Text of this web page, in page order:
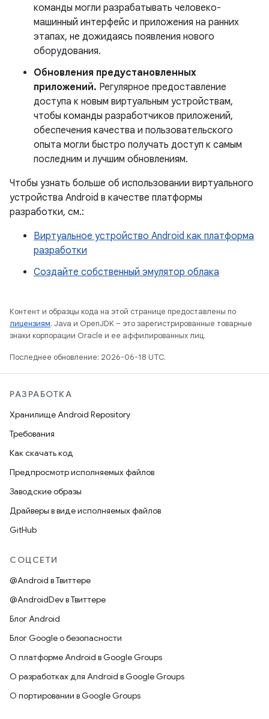
команды могли разрабатывать человеко-
машинный интерфейс и приложения на ранних
этапах, не дожидаясь появления нового
оборудования.
Обновления предустановленных
приложений. Регулярное предоставление
доступа к новым виртуальным устройствам,
чтобы команды разработчиков приложений,
обеспечения качества и пользовательского
опыта могли быстро получать доступ к самым
последним и лучшим обновлениям.
Чтобы узнать больше об использовании виртуального
устройства Android в качестве платформы
разработки, см.:
Виртуальное устройство Android как платформа
разработки
Создайте собственный эмулятор облака
Контент и образцы кода на этой странице предоставлены по
лицензиям. Java и OpenJDK – это зарегистрированные товарные
знаки корпорации Oracle и ее аффилированных лиц.
Последнее обновление: 2026-06-18 UTC.
РАЗРАБОТКА
Хранилище Android Repository
Требования
Как скачать код
Предпросмотр исполняемых файлов
Заводские образы
Драйверы в виде исполняемых файлов
GitHub
СОЦСЕТИ
@Android в Твиттере
@AndroidDev в Твиттере
Блог Android
Блог Google о безопасности
О платформе Android в Google Groups
О разработках для Android в Google Groups
О портировании в Google Groups